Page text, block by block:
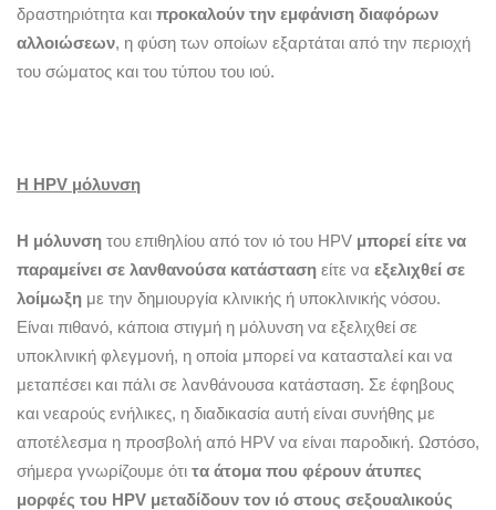
δραστηριότητα και προκαλούν την εμφάνιση διαφόρων
αλλοιώσεων, η φύση των οποίων εξαρτάται από την περιοχή
του σώματος και του τύπου του ιού.
Η HPV μόλυνση
Η μόλυνση του επιθηλίου από τον ιό του ΗPV μπορεί είτε να
παραμείνει σε λανθανούσα κατάσταση είτε να εξελιχθεί σε
λοίμωξη με την δημιουργία κλινικής ή υποκλινικής νόσου.
Είναι πιθανό, κάποια στιγμή η μόλυνση να εξελιχθεί σε
υποκλινική φλεγμoνή, η οποία μπορεί να κατασταλεί και να
μεταπέσει και πάλι σε λανθάνουσα κατάσταση. Σε έφηβους
και νεαρούς ενήλικες, η διαδικασία αυτή είναι συνήθης με
αποτέλεσμα η προσβολή από ΗPV να είναι παροδική. Ωστόσο,
σήμερα γνωρίζουμε ότι τα άτομα που φέρουν άτυπες
μορφές του HPV μεταδίδουν τον ιό στους σεξουαλικούς